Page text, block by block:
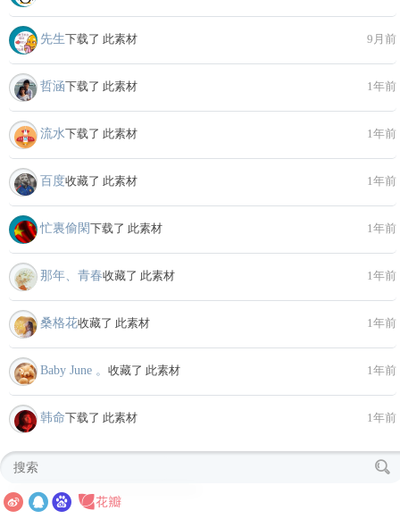
先生下载了 此素材 9月前
哲涵下载了 此素材 1年前
流水下载了 此素材 1年前
百度收藏了 此素材 1年前
忙裏偷閑下载了 此素材 1年前
那年、青春收藏了 此素材 1年前
桑格花收藏了 此素材 1年前
Baby June 。 收藏了 此素材 1年前
韩命下载了 此素材 1年前